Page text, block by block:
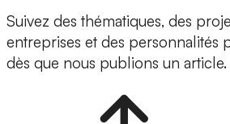
Suivez des thématiques, des
entreprises et des personnalités
dès que nous publions un article.